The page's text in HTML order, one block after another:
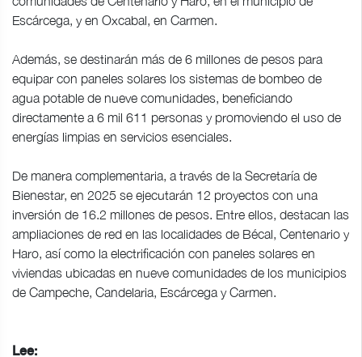
Escárcega, y en Oxcabal, en Carmen.
Además, se destinarán más de 6 millones de pesos para
equipar con paneles solares los sistemas de bombeo de
agua potable de nueve comunidades, beneficiando
directamente a 6 mil 611 personas y promoviendo el uso de
energías limpias en servicios esenciales.
De manera complementaria, a través de la Secretaría de
Bienestar, en 2025 se ejecutarán 12 proyectos con una
inversión de 16.2 millones de pesos. Entre ellos, destacan las
ampliaciones de red en las localidades de Bécal, Centenario y
Haro, así como la electrificación con paneles solares en
viviendas ubicadas en nueve comunidades de los municipios
de Campeche, Candelaria, Escárcega y Carmen.
Lee: